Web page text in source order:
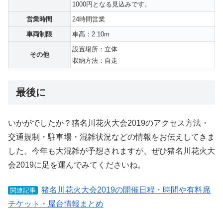
1000円となる見込みです。
営業時間
24時間営業
車両制限
車高：2.10m
その他
設置場所：立体
収納方法：自走
最後に
いかがでしたか？猪名川花火大会2019のアクセス方法・
交通規制・駐車場・混雑状況などの情報をお伝えしてきま
した。今年も大混雑が予想されますが、ぜひ猪名川花火大
会2019に足を運んでみてくださいね。
関連記事
猪名川花火大会2019の開催日程・時間や有料席
チケット・屋台情報まとめ